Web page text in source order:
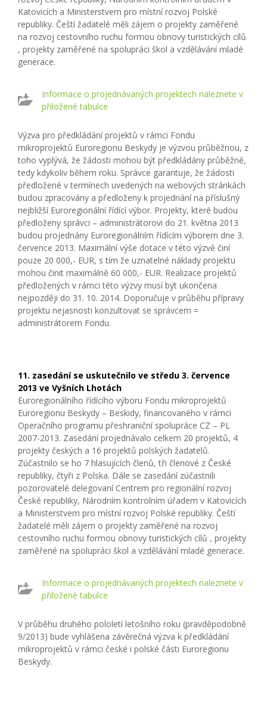
Katovicích a Ministerstvem pro místní rozvoj Polské
republiky. Čeští žadatelé měli zájem o projekty zaměřené
na rozvoj cestovního ruchu formou obnovy turistických cílů
, projekty zaměřené na spolupráci škol a vzdělávání mladé
generace.
Informace o projednávaných projektech naleznete v
přiložené tabulce
Výzva pro předkládání projektů v rámci Fondu
mikroprojektů Euroregionu Beskydy je výzvou průběžnou, z
toho vyplývá, že žádosti mohou být předkládány průběžně,
tedy kdykoliv během roku. Správce garantuje, že žádosti
předložené v termínech uvedených na webových stránkách
budou zpracovány a předloženy k projednání na příslušný
nejbližší Euroregionální řídící výbor. Projekty, které budou
předloženy správci – administrátorovi do 21. května 2013
budou projednány Euroregionálním řídícím výborem dne 3.
července 2013. Maximální výše dotace v této výzvě činí
pouze 20 000,- EUR, s tím že uznatelné náklady projektu
mohou činit maximálně 60 000,- EUR. Realizace projektů
předložených v rámci této výzvy musí být ukončena
nejpozději do 31. 10. 2014. Doporučuje v průběhu přípravy
projektu nejasnosti konzultovat se správcem =
administrátorem Fondu.
11. zasedání se uskutečnilo ve středu 3. července
2013 ve Vyšních Lhotách
Euroregionálního řídícího výboru Fondu mikroprojektů
Euroregionu Beskydy – Beskidy, financovaného v rámci
Operačního programu přeshraniční spolupráce CZ – PL
2007-2013. Zasedání projednávalo celkem 20 projektů, 4
projekty českých a 16 projektů polských žadatelů.
Zúčastnilo se ho 7 hlasujících členů, tři členové z České
republiky, čtyři z Polska. Dále se zasedání zúčastnili
pozorovatelé delegovaní Centrem pro regionální rozvoj
České republiky, Národním kontrolním úřadem v Katovicích
a Ministerstvem pro místní rozvoj Polské republiky. Čeští
žadatelé měli zájem o projekty zaměřené na rozvoj
cestovního ruchu formou obnovy turistických cílů , projekty
zaměřené na spolupráci škol a vzdělávání mladé generace.
Informace o projednávaných projektech naleznete v
přiložené tabulce
V průběhu druhého pololetí letošního roku (pravděpodobně
9/2013) bude vyhlášena závěrečná výzva k předkládání
mikroprojektů v rámci české i polské části Euroregionu
Beskydy.